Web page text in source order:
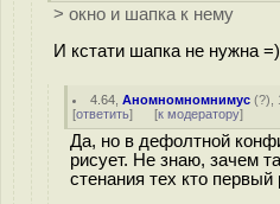
> окно и шапка к нему
И кстати шапка не нужна =)
4.64 ,Аномномномнимус (?),
[ответить] [к модератору]
Да, но в дефолтной
рисует. Не знаю, зачем
стенания тех кто